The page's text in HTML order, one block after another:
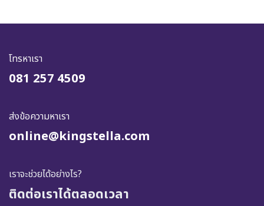
โทรหาเรา
081 257 4509
ส่งข้อความหาเรา
online@kingstella.com
เราจะช่วยได้อย่างไร?
ติดต่อเราได้ตลอดเวลา